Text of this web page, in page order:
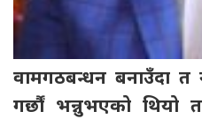
वामगठबन्धन बनाउँदा त
गर्छौं भन्नुभएको थियो